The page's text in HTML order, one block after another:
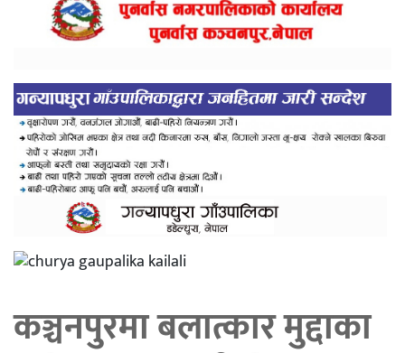
कञ्चनपुरमा बलात्कार मुद्दाका